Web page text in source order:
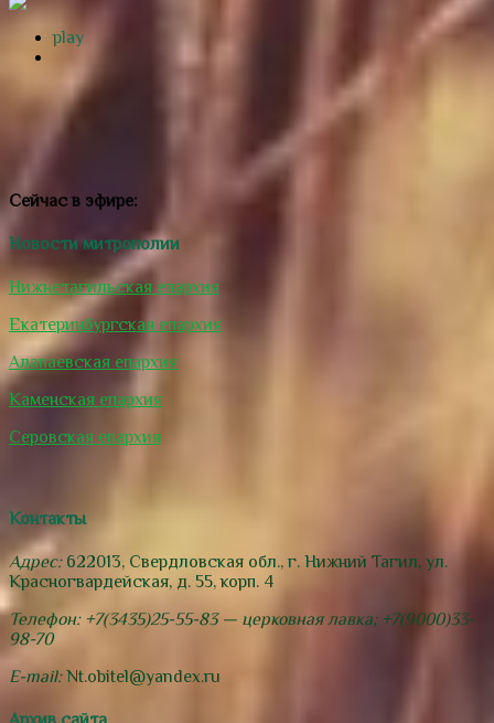
play
Сейчас в эфире:
Новости митрополии
Нижнетагильская епархия
Екатеринбургская епархия
Алапаевская епархия
Каменская епархия
Серовская епархия
Контакты
Адрес:622013, Свердловская обл., г. Нижний Тагил, ул.
Красногвардейская, д. 55, корп. 4
Телефон: +7(3435)25-55-83 — церковная лавка; +7(9000)33-
98-70
E-mail:Nt.obitel@yandex.ru